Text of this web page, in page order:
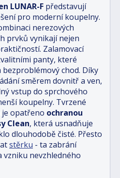
LUNAR-F představují
pro moderní koupelny.
nerezových
prvků vynikají nejen
Zalamovací
panty, které
chod. Díky
směrem dovnitř a ven,
vstup do sprchového
koupelny. Tvrzené
je opatřeno ochranou
Clean, která usnadňuje
dlouhodobě čisté. Přesto
stěrku - ta zabrání
vzniku nevzhledného